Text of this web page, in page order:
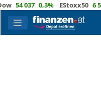
54 037 0,3% EStoxx50 6 524